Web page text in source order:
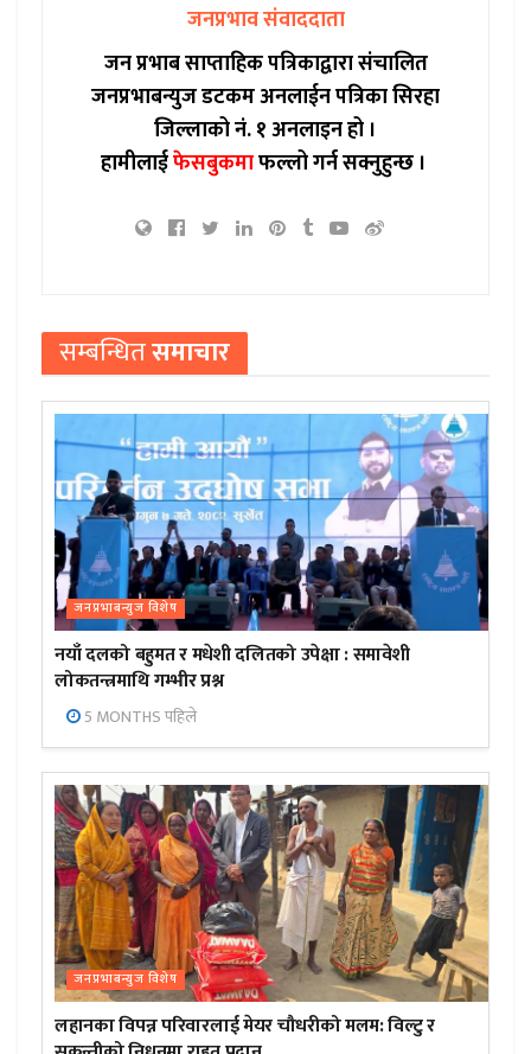
जनप्रभाव संवाददाता
जन प्रभाब साप्ताहिक पत्रिकाद्वारा संचालित
जनप्रभाबन्युज डटकम अनलाईन पत्रिका सिरहा
जिल्लाको नं. १ अनलाइन हो ।
हामीलाईफेसबुकमाफल्लो गर्न सक्नुहुन्छ ।
सम्बन्धितसमाचार
जनप्रभाबन्युज विशेष
नयाँ दलको बहुमत र मधेशी दलितको उपेक्षा : समावेशी
लोकतन्त्रमाथि गम्भीर प्रश्न
5 MONTHS पहिले
जनप्रभाबन्युज विशेष
लहानका विपन्न परिवारलाई मेयर चौधरीको मलम: विल्टु र